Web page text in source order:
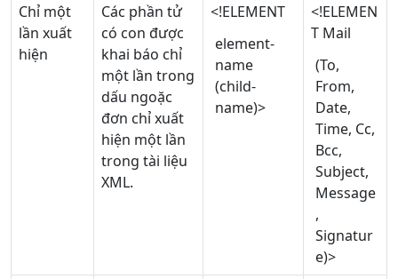
Chỉ một
lần xuất
hiện
Các phần tử
có con được
khai báo chỉ
một lần trong
dấu ngoặc
đơn chỉ xuất
hiện một lần
trong tài liệu
XML.
<!ELEMENT
element-
name
(child-
name)>
<!ELEMEN
T Mail
(To,
From,
Date,
Time, Cc,
Bcc,
Subject,
Message
,
Signatur
e)>